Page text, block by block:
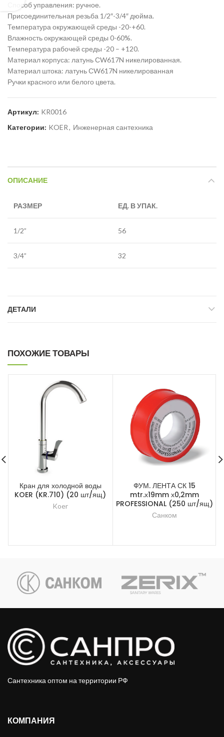
Способ управления: ручное.
Присоединительная резьба 1/2″-3/4″ дюйма.
Температура окружающей среды -20-+60.
Влажность окружающей среды 0-60%.
Температура рабочей среды -20 – +120.
Материал корпуса: латунь СW617N никелированная.
Материал штока: латунь СW617N никелированная
Ручки красного или белого цвета.
Артикул: KR0016
Категории: KOER, Инженерная сантехника
ОПИСАНИЕ
РАЗМЕР ЕД. В УПАК.
1/2” 56
3/4” 32
ДЕТАЛИ
ПОХОЖИЕ ТОВАРЫ
Кран для холодной воды
KOER (KR.710) (20 шт/ящ)
Koer
ФУМ. ЛЕНТА СК 15
mtr.х19mm х0,2mm
PROFESSIONAL (250 шт/ящ)
Санком
Сантехника оптом на территории РФ
КОМПАНИЯ